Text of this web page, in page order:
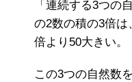
「連続する3つの
の2数の積の3倍
倍より50大きい。
この3つの自然数